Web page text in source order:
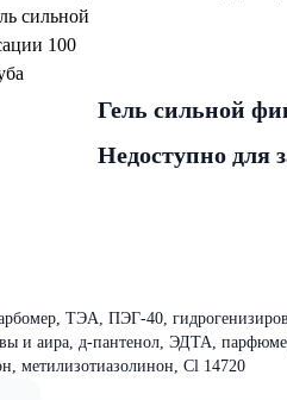
Гель сильной
Недоступно для
ТЭА, ПЭГ-40,
и аира, д-пантенол, ЭДТА,
метилизотиазолинон, Cl 14720